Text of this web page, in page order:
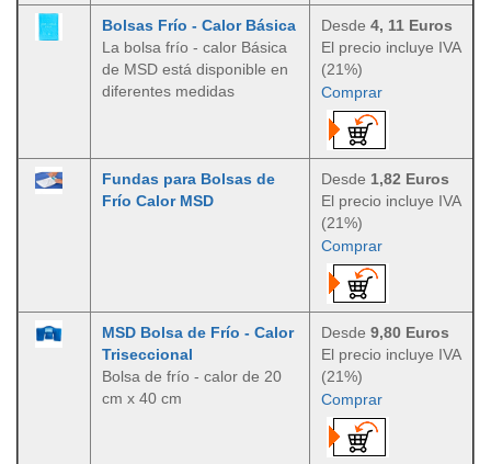
Bolsas Frío - Calor Básica
La bolsa frío - calor Básica
de MSD está disponible en
diferentes medidas
Desde 4, 11 Euros
El precio incluye IVA
(21%)
Comprar
Fundas para Bolsas de
Frío Calor MSD
Desde 1,82 Euros
El precio incluye IVA
(21%)
Comprar
MSD Bolsa de Frío - Calor
Triseccional
Bolsa de frío - calor de 20
cm x 40 cm
Desde 9,80 Euros
El precio incluye IVA
(21%)
Comprar